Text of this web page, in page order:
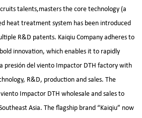
talents,masters the core technology (a
heat treatment system has been introduced
R&D patents. Kaiqiu Company adheres to
innovation, which enables it to rapidly
presión del viento Impactor DTH factory with
R&D, production and sales. The
Impactor DTH wholesale and sales to
Asia. The flagship brand “Kaiqiu” now